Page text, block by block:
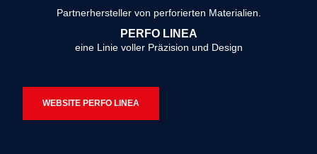
nicht
werden
Partnerhersteller von perforierten Materialien.
PERFO LINEA
eine Linie voller Präzision und Design
WEBSITE PERFO LINEA